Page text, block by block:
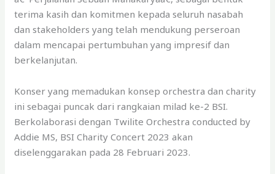
terima kasih dan komitmen kepada seluruh nasabah
dan stakeholders yang telah mendukung perseroan
dalam mencapai pertumbuhan yang impresif dan
berkelanjutan.
Konser yang memadukan konsep orchestra dan charity
ini sebagai puncak dari rangkaian milad ke-2 BSI.
Berkolaborasi dengan Twilite Orchestra conducted by
Addie MS, BSI Charity Concert 2023 akan
diselenggarakan pada 28 Februari 2023.